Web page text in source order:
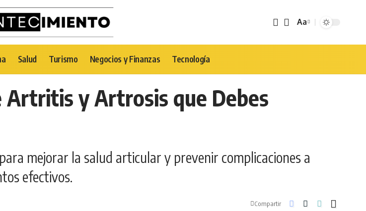
Tamaño
Aa
Salud Turismo Negocios y Finanzas Tecnología
Artritis y Artrosis que Debes
mejorar la salud articular y prevenir complicaciones a
efectivos.
Compartir